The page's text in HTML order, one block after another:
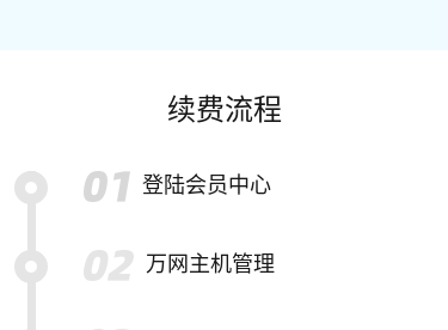
续费流程
登陆会员中心
万网主机管理